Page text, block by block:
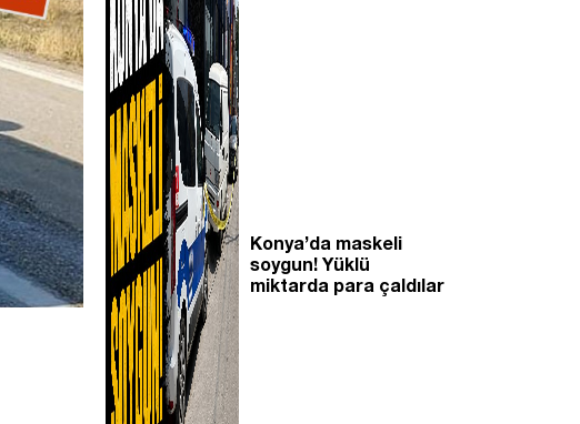
Konya’da maskeli
soygun! Yüklü
miktarda para çaldılar